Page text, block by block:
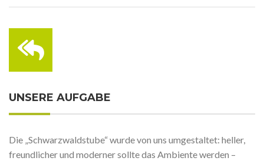
UNSERE AUFGABE
Die „Schwarzwaldstube“ wurde von uns umgestaltet: heller,
freundlicher und moderner sollte das Ambiente werden –